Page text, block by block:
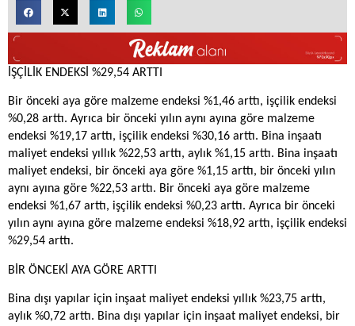
İŞÇİLİK ENDEKSİ %29,54 ARTTI
Bir önceki aya göre malzeme endeksi %1,46 arttı, işçilik endeksi
%0,28 arttı. Ayrıca bir önceki yılın aynı ayına göre malzeme
endeksi %19,17 arttı, işçilik endeksi %30,16 arttı. Bina inşaatı
maliyet endeksi yıllık %22,53 arttı, aylık %1,15 arttı. Bina inşaatı
maliyet endeksi, bir önceki aya göre %1,15 arttı, bir önceki yılın
aynı ayına göre %22,53 arttı. Bir önceki aya göre malzeme
endeksi %1,67 arttı, işçilik endeksi %0,23 arttı. Ayrıca bir önceki
yılın aynı ayına göre malzeme endeksi %18,92 arttı, işçilik endeksi
%29,54 arttı.
BİR ÖNCEKİ AYA GÖRE ARTTI
Bina dışı yapılar için inşaat maliyet endeksi yıllık %23,75 arttı,
aylık %0,72 arttı. Bina dışı yapılar için inşaat maliyet endeksi, bir